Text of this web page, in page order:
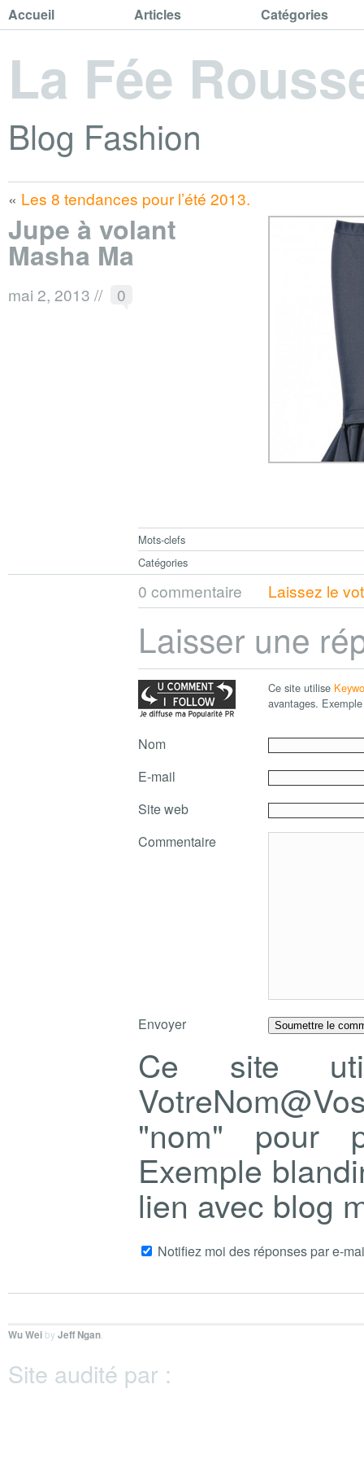
Accueil Articles Catégories
La Fée
Blog Fashion
« Les 8 tendances pour l’été 2013.
Jupe à volant
Masha Ma
mai 2, 2013 // 0
Mots-clefs
Catégories
0 commentaire Laissez le
Laisser une
Ce site utilise
avantages.
Nom
E-mail
Site web
Commentaire
Envoyer
Ce site
"nom" pour
Exemple
lien avec blog
Notifiez moi des réponses par e-
Wu Wei by Jeff Ngan
Site audité par :